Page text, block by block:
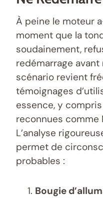
À peine le moteur
moment que la
soudainement,
redémarrage
scénario revient
témoignages
essence, y
reconnues comme
L’analyse
permet de
probables :
Bougie